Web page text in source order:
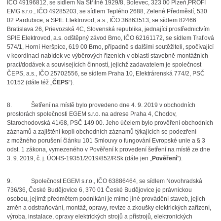
IČO 49196812, se sídlem Na Střílně 1929/8, Bolevec, 323 00 Plzeň,PROFI
EMG s.r.o.,IČO49285203, se sídlem Teplého 2688, Zelené Předměstí, 530
02 Pardubice, a SPIE Elektrovod, a.s.,IČO 36863513, se sídlem 82466
Bratislava 26, Prievozská 4C, Slovenská republika, jednající prostřednictvím
SPIE Elektrovod, a.s. odštěpný závod Brno, IČO 62161172, se sídlem Traťová
574/1, Horní Heršpice, 619 00 Brno, případně s dalšími soutěžiteli, spočívající
v koordinaci nabídek ve výběrových řízeních v oblasti stavebně-montážních
prací/dodávek a souvisejících činností, jejichž zadavatelem je společnost
ČEPS, a.s., IČO 25702556, se sídlem Praha 10, Elektrárenská 774/2, PSČ
10152 (dále též „ČEPS“).
8.
Šetření na místě bylo provedeno dne 4. 9. 2019 v obchodních
prostorách společnosti EGEM s.r.o. na adrese Praha 4, Chodov,
Starochodovská 41/68, PSČ 149 00. Jeho účelem bylo prověření obchodních
záznamů a zajištění kopií obchodních záznamů týkajících se podezření
z možného porušení článku 101 Smlouvy o fungování Evropské unie a § 3
odst. 1 zákona, vymezeného v Pověření k provedení šetření na místě ze dne
3. 9. 2019, č. j. ÚOHS-19351/2019/852/RSk (dále jen „Pověření“).
9.
Společnost EGEM s.r.o., IČO 63886464, se sídlem Novohradská
736/36, České Budějovice 6, 370 01 České Budějovice je právnickou
osobou, jejímž předmětem podnikání je mimo jiné provádění staveb, jejich
změn a odstraňování, montáž, opravy, revize a zkoušky elektrických zařízení,
výroba, instalace, opravy elektrických strojů a přístrojů, elektronických